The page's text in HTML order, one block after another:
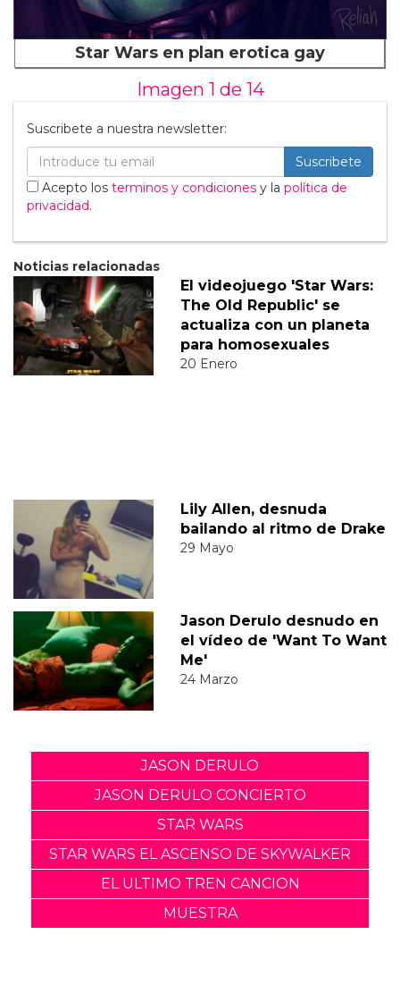
Star Wars en plan erotica gay
Imagen 1 de 14
Suscribete a nuestra newsletter:
Suscribete
Acepto los terminos y condiciones y la política de
privacidad.
Noticias relacionadas
El videojuego 'Star Wars:
The Old Republic' se
actualiza con un planeta
para homosexuales
20 Enero
Lily Allen, desnuda
bailando al ritmo de Drake
29 Mayo
Jason Derulo desnudo en
el vídeo de 'Want To Want
Me'
24 Marzo
JASON DERULO
JASON DERULO CONCIERTO
STAR WARS
STAR WARS EL ASCENSO DE SKYWALKER
EL ULTIMO TREN CANCION
MUESTRA